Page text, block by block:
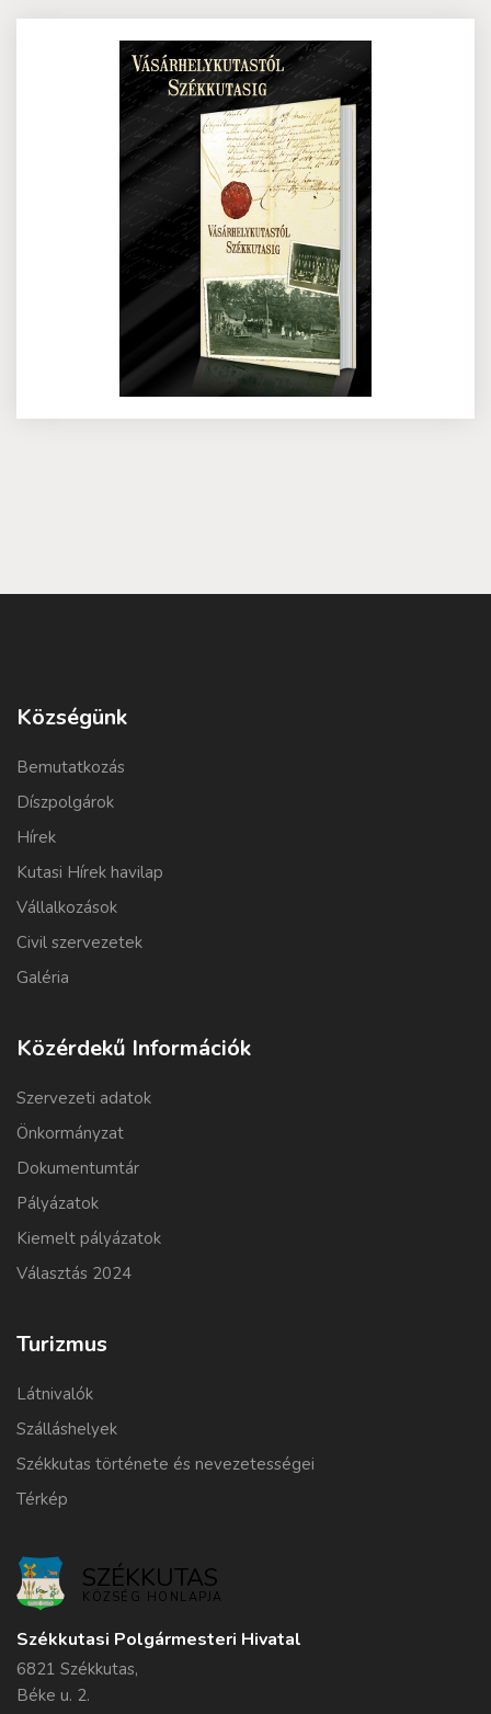
Községünk
Bemutatkozás
Díszpolgárok
Hírek
Kutasi Hírek havilap
Vállalkozások
Civil szervezetek
Galéria
Közérdekű Információk
Szervezeti adatok
Önkormányzat
Dokumentumtár
Pályázatok
Kiemelt pályázatok
Választás 2024
Turizmus
Látnivalók
Szálláshelyek
Székkutas története és nevezetességei
Térkép
SZÉKKUTAS
KÖZSÉG HONLAPJA
Székkutasi Polgármesteri Hivatal
6821 Székkutas,
Béke u. 2.